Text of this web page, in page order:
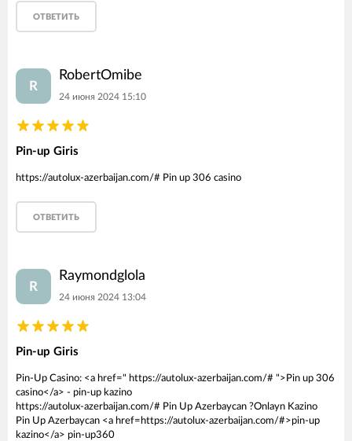
ОТВЕТИТЬ
R
RobertOmibe
24 июня 2024 15:10
Pin-up Giris
https://autolux-azerbaijan.com/# Pin up 306 casino
ОТВЕТИТЬ
R
Raymondglola
24 июня 2024 13:04
Pin-up Giris
Pin-Up Casino: <a href=" https://autolux-azerbaijan.com/# ">Pin up 306
casino</a> - pin-up kazino
https://autolux-azerbaijan.com/# Pin Up Azerbaycan ?Onlayn Kazino
Pin Up Azerbaycan <a href=https://autolux-azerbaijan.com/#>pin-up
kazino</a> pin-up360